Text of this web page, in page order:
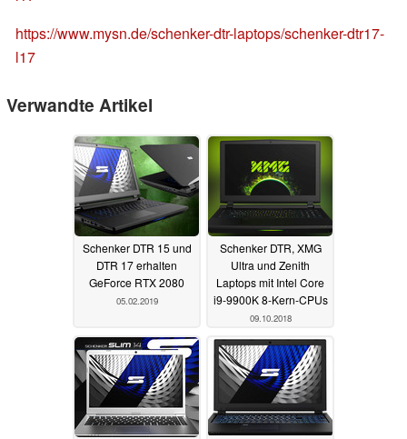
https://www.mysn.de/schenker-dtr-laptops/schenker-dtr17-
l17
Verwandte Artikel
Schenker DTR 15 und
DTR 17 erhalten
GeForce RTX 2080
05.02.2019
Schenker DTR, XMG
Ultra und Zenith
Laptops mit Intel Core
i9-9900K 8-Kern-CPUs
09.10.2018